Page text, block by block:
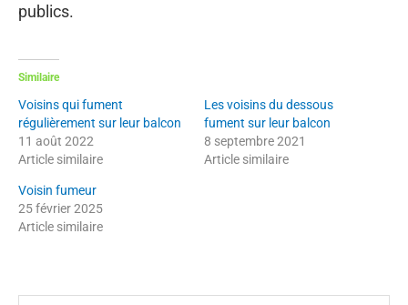
publics.
Similaire
Voisins qui fument
régulièrement sur leur balcon
11 août 2022
Article similaire
Les voisins du dessous
fument sur leur balcon
8 septembre 2021
Article similaire
Voisin fumeur
25 février 2025
Article similaire